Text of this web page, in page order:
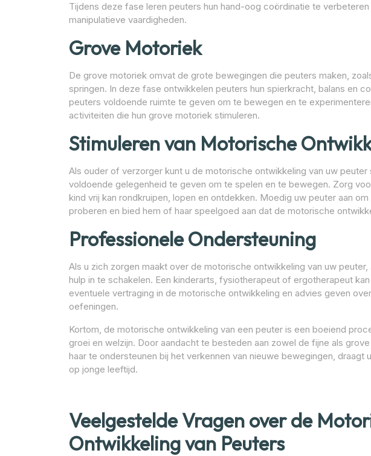
Tijdens deze fase leren peuters hun hand-oog coördinatie te
manipulatieve vaardigheden.
Grove Motoriek
De grove motoriek omvat de grote bewegingen die peuters maken,
springen. In deze fase ontwikkelen peuters hun spierkracht, balans en
peuters voldoende ruimte te geven om te bewegen en te
activiteiten die hun grove motoriek stimuleren.
Stimuleren van Motorische
Als ouder of verzorger kunt u de motorische ontwikkeling van uw
voldoende gelegenheid te geven om te spelen en te bewegen. Zorg
kind vrij kan rondkruipen, lopen en ontdekken. Moedig uw peuter aan
proberen en bied hem of haar speelgoed aan dat de motorische
Professionele Ondersteuning
Als u zich zorgen maakt over de motorische ontwikkeling van uw
hulp in te schakelen. Een kinderarts, fysiotherapeut of ergotherapeut
eventuele vertraging in de motorische ontwikkeling en advies geven
oefeningen.
Kortom, de motorische ontwikkeling van een peuter is een boeiend
groei en welzijn. Door aandacht te besteden aan zowel de fijne als
haar te ondersteunen bij het verkennen van nieuwe bewegingen, draagt
op jonge leeftijd.
Veelgestelde Vragen over de
Ontwikkeling van Peuters